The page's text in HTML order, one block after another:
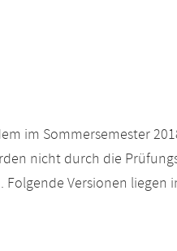
im Sommersemester
nicht durch die
Folgende Versionen